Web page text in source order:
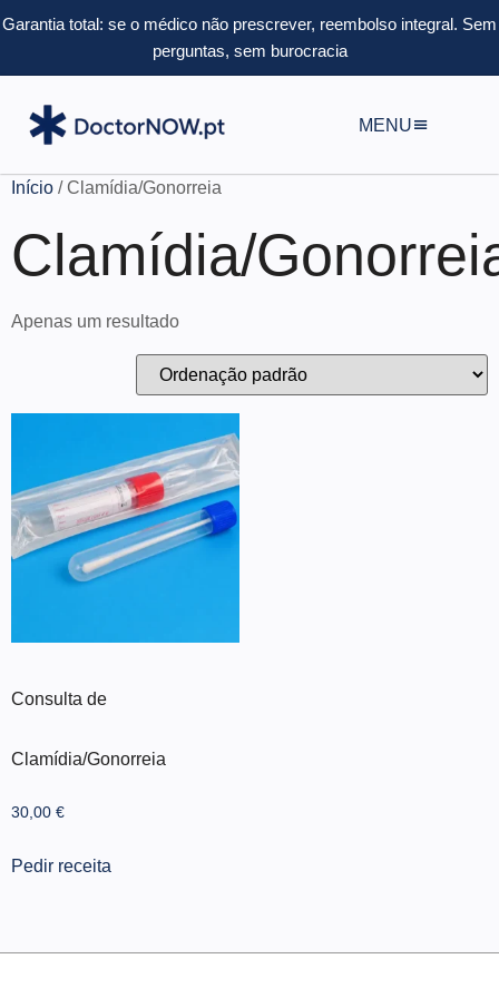
Garantia total: se o médico não prescrever, reembolso integral. Sem
perguntas, sem burocracia
MENU
Início / Clamídia/Gonorreia
Clamídia/
Apenas um resultado
Consulta de
Clamídia/Gonorreia
30,00 €
Pedir receita